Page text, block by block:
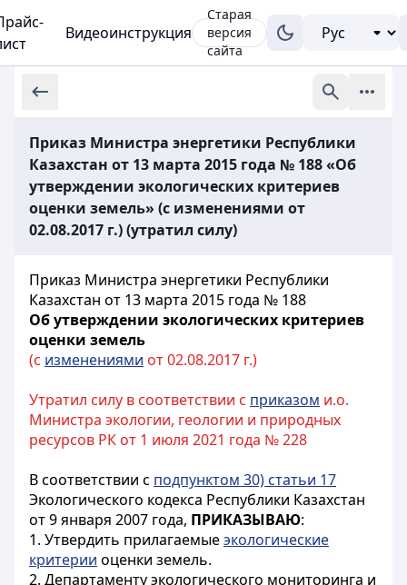
Видеоинструкция
Старая
версия
сайта
Приказ Министра энергетики Республики
Казахстан от 13 марта 2015 года № 188 «Об
утверждении экологических критериев
оценки земель» (с изменениями от
02.08.2017 г.) (утратил силу)
Приказ Министра энергетики Республики
Казахстан от 13 марта 2015 года № 188
Об утверждении экологических критериев
оценки земель
(с изменениями от 02.08.2017 г.)
Утратил силу в соответствии с приказом и.о.
Министра экологии, геологии и природных
ресурсов РК от 1 июля 2021 года № 228
В соответствии с подпунктом 30) статьи 17
Экологического кодекса Республики Казахстан
от 9 января 2007 года, ПРИКАЗЫВАЮ:
1. Утвердить прилагаемыеэкологические
критерии оценки земель.
2. Департаменту экологического мониторинга и